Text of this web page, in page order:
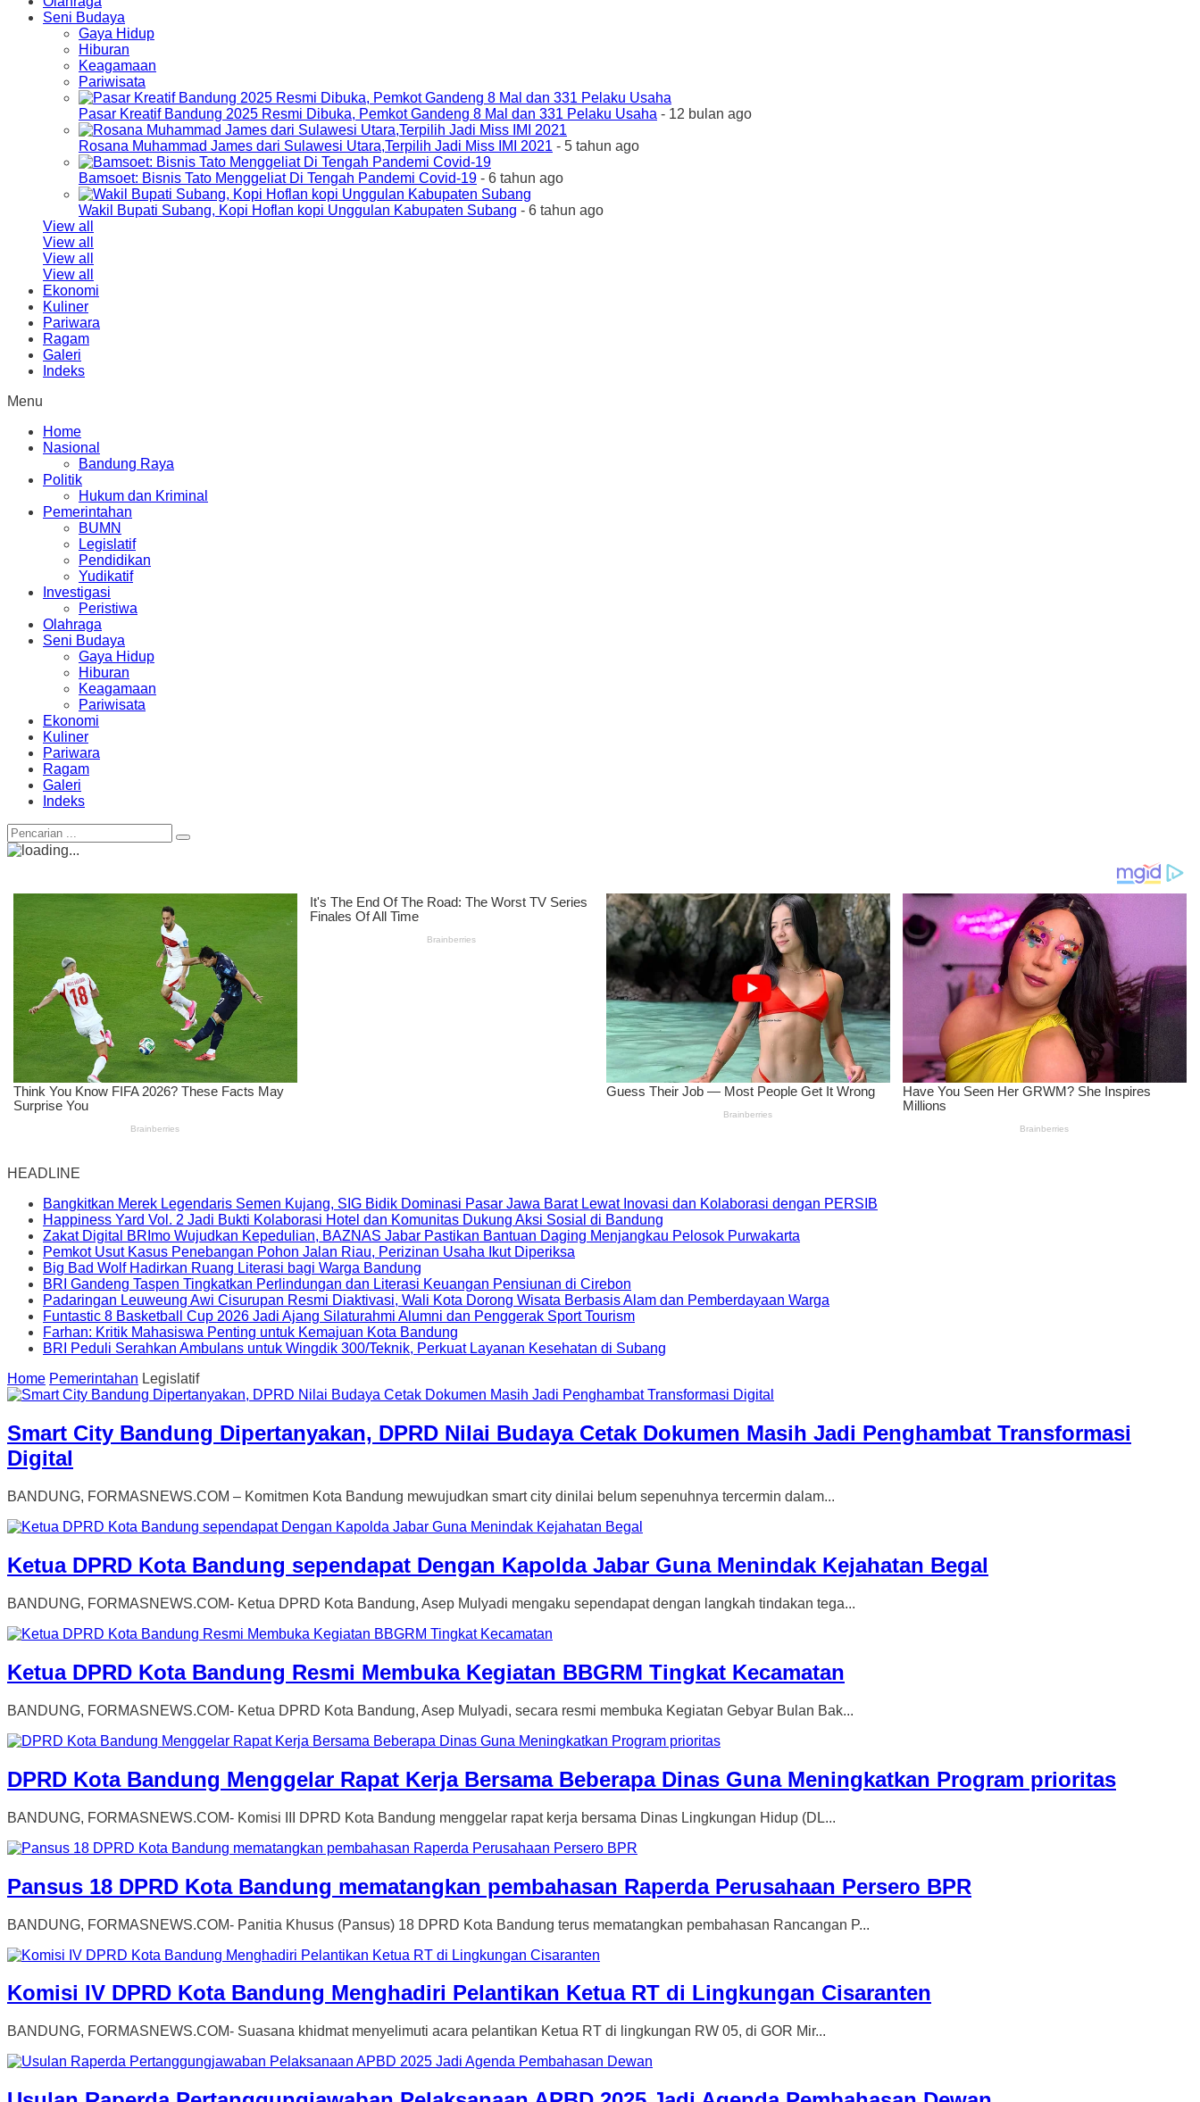
Seni Budaya
Gaya Hidup
Hiburan
Keagamaan
Pariwisata
Pasar Kreatif Bandung 2025 Resmi Dibuka, Pemkot Gandeng 8 Mal dan 331 Pelaku Usaha - 12 bulan ago
Rosana Muhammad James dari Sulawesi Utara,Terpilih Jadi Miss IMI 2021 - 5 tahun ago
Bamsoet: Bisnis Tato Menggeliat Di Tengah Pandemi Covid-19 - 6 tahun ago
Wakil Bupati Subang, Kopi Hoflan kopi Unggulan Kabupaten Subang - 6 tahun ago
View all
View all
View all
View all
Ekonomi
Kuliner
Pariwara
Ragam
Galeri
Indeks
Menu
Home
Nasional
Bandung Raya
Politik
Hukum dan Kriminal
Pemerintahan
BUMN
Legislatif
Pendidikan
Yudikatif
Investigasi
Peristiwa
Olahraga
Seni Budaya
Gaya Hidup
Hiburan
Keagamaan
Pariwisata
Ekonomi
Kuliner
Pariwara
Ragam
Galeri
Indeks
HEADLINE
Bangkitkan Merek Legendaris Semen Kujang, SIG Bidik Dominasi Pasar Jawa Barat Lewat Inovasi dan Kolaborasi dengan PERSIB
Happiness Yard Vol. 2 Jadi Bukti Kolaborasi Hotel dan Komunitas Dukung Aksi Sosial di Bandung
Zakat Digital BRImo Wujudkan Kepedulian, BAZNAS Jabar Pastikan Bantuan Daging Menjangkau Pelosok Purwakarta
Pemkot Usut Kasus Penebangan Pohon Jalan Riau, Perizinan Usaha Ikut Diperiksa
Big Bad Wolf Hadirkan Ruang Literasi bagi Warga Bandung
BRI Gandeng Taspen Tingkatkan Perlindungan dan Literasi Keuangan Pensiunan di Cirebon
Padaringan Leuweung Awi Cisurupan Resmi Diaktivasi, Wali Kota Dorong Wisata Berbasis Alam dan Pemberdayaan Warga
Funtastic 8 Basketball Cup 2026 Jadi Ajang Silaturahmi Alumni dan Penggerak Sport Tourism
Farhan: Kritik Mahasiswa Penting untuk Kemajuan Kota Bandung
BRI Peduli Serahkan Ambulans untuk Wingdik 300/Teknik, Perkuat Layanan Kesehatan di Subang
Home Pemerintahan Legislatif
Smart City Bandung Dipertanyakan, DPRD Nilai Budaya Cetak Dokumen Masih Jadi Penghambat Transformasi
Digital
BANDUNG, FORMASNEWS.COM – Komitmen Kota Bandung mewujudkan smart city dinilai belum sepenuhnya tercermin dalam...
Ketua DPRD Kota Bandung sependapat Dengan Kapolda Jabar Guna Menindak Kejahatan Begal
BANDUNG, FORMASNEWS.COM- Ketua DPRD Kota Bandung, Asep Mulyadi mengaku sependapat dengan langkah tindakan tega...
Ketua DPRD Kota Bandung Resmi Membuka Kegiatan BBGRM Tingkat Kecamatan
BANDUNG, FORMASNEWS.COM- Ketua DPRD Kota Bandung, Asep Mulyadi, secara resmi membuka Kegiatan Gebyar Bulan Bak...
DPRD Kota Bandung Menggelar Rapat Kerja Bersama Beberapa Dinas Guna Meningkatkan Program prioritas
BANDUNG, FORMASNEWS.COM- Komisi III DPRD Kota Bandung menggelar rapat kerja bersama Dinas Lingkungan Hidup (DL...
Pansus 18 DPRD Kota Bandung mematangkan pembahasan Raperda Perusahaan Persero BPR
BANDUNG, FORMASNEWS.COM- Panitia Khusus (Pansus) 18 DPRD Kota Bandung terus mematangkan pembahasan Rancangan P...
Komisi IV DPRD Kota Bandung Menghadiri Pelantikan Ketua RT di Lingkungan Cisaranten
BANDUNG, FORMASNEWS.COM- Suasana khidmat menyelimuti acara pelantikan Ketua RT di lingkungan RW 05, di GOR Mir...